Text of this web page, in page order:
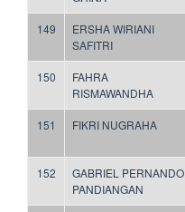
149
ERSHA WIRIANI
SAFITRI
150
FAHRA
RISMAWANDHA
151 FIKRI NUGRAHA
152
GABRIEL PERNANDO
PANDIANGAN